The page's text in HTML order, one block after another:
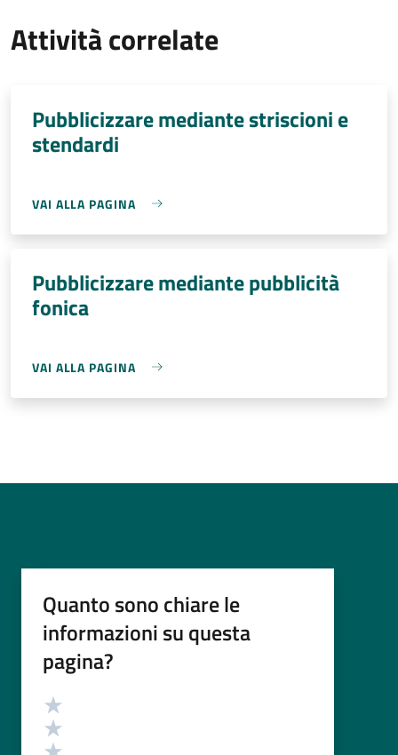
Attività correlate
Pubblicizzare mediante striscioni e
stendardi
VAI ALLA PAGINA
Pubblicizzare mediante pubblicità
fonica
VAI ALLA PAGINA
Quanto sono chiare le
informazioni su questa
pagina?
Valutazione